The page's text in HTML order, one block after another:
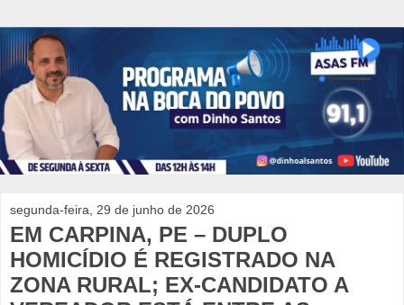
segunda-feira, 29 de junho de 2026
EM CARPINA, PE – DUPLO
HOMICÍDIO É REGISTRADO NA
ZONA RURAL; EX-CANDIDATO A